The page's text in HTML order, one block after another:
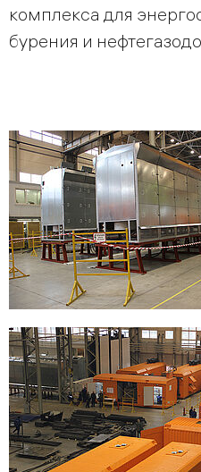
комплекса для
бурения и